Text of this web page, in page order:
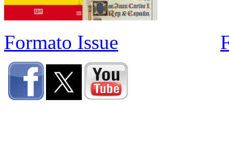
Formato Issue